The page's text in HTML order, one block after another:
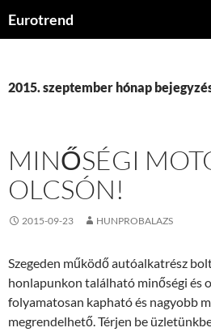
Eurotrend
2015. szeptember hónap
MINŐSÉGI
OLCSÓN!
2015-09-23 HUNPROBALAZS
Szegeden működő autóalkatrész
honlapunkon található minőségi és
folyamatosan kapható és nagyobb
megrendelhető. Térjen be